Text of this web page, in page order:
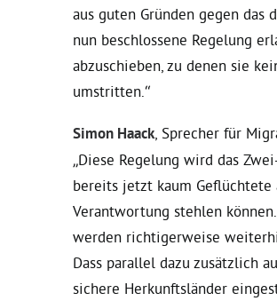
aus guten Gründen gegen das
nun beschlossene Regelung
abzuschieben, zu denen sie
umstritten.“
Simon Haack , Sprecher für
„Diese Regelung wird das
bereits jetzt kaum
Verantwortung stehlen
werden richtigerweise
Dass parallel dazu zusätzlich
sichere Herkunftsländer